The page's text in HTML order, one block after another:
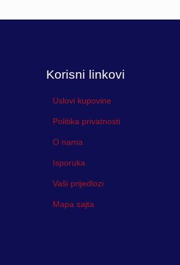
Korisni linkovi
Uslovi kupovine
Politika privatnosti
O nama
Isporuka
Vaši prijedlozi
Mapa sajta